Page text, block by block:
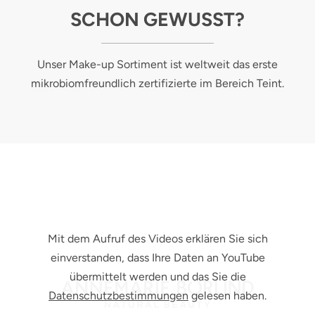
SCHON GEWUSST?
Unser Make-up Sortiment ist weltweit das erste
mikrobiomfreundlich zertifizierte im Bereich Teint.
Mit dem Aufruf des Videos erklären Sie sich
einverstanden, dass Ihre Daten an YouTube
übermittelt werden und das Sie die
Datenschutzbestimmungen gelesen haben.